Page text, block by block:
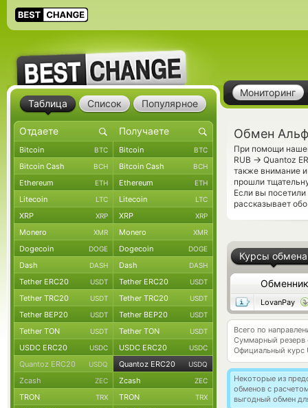
Мониторинг
Обмен
При помощи
RUB → Quantoz
также внимание
прошли
Если вы
рассказывает
Курсы обмена
Обменник
LovanPay
Всего по
Суммарный резерв
Официальный курс
Некоторые из
обменов с
выгодный обмен
Таблица Список Популярное
Bitcoin BTC Bitcoin BTC
Bitcoin Cash BCH Bitcoin Cash BCH
Ethereum ETH Ethereum ETH
Litecoin LTC Litecoin LTC
XRP XRP XRP XRP
Monero XMR Monero XMR
Dogecoin DOGE Dogecoin DOGE
Dash DASH Dash DASH
Tether ERC20 USDT Tether ERC20 USDT
Tether TRC20 USDT Tether TRC20 USDT
Tether BEP20 USDT Tether BEP20 USDT
Tether TON USDT Tether TON USDT
USDC ERC20 USDC USDC ERC20 USDC
Quantoz ERC20 USDQ Quantoz ERC20 USDQ
Zcash ZEC Zcash ZEC
TRON TRX TRON TRX